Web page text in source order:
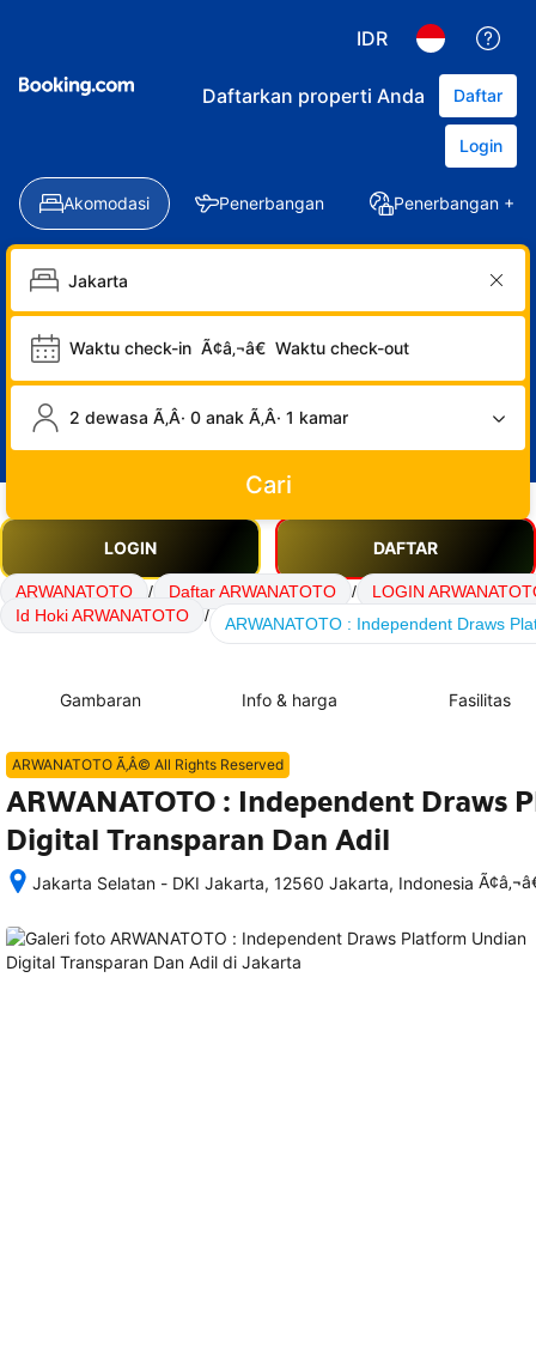
IDR
Daftarkan properti Anda Daftar
Login
Akomodasi Penerbangan Penerbangan +
Waktu check-in Ã¢â‚¬â€ Waktu check-out
2 dewasa Ã‚Â· 0 anak Ã‚Â· 1 kamar
Cari
LOGIN DAFTAR
ARWANATOTO / Daftar ARWANATOTO /
LOGIN
Id Hoki ARWANATOTO
/ ARWANATOTO : Independent Draws
Gambaran Info & harga Fasilitas
ARWANATOTO Ã‚Â© All Rights Reserved
ARWANATOTO : Independent Draws
Digital Transparan Dan Adil
Jakarta Selatan - DKI Jakarta, 12560 Jakarta, Indonesia
memesan,
semua